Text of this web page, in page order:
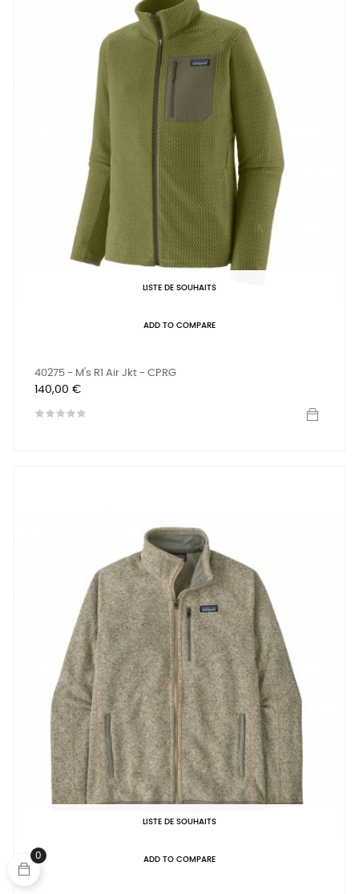
LISTE DE SOUHAITS
ADD TO COMPARE
40275 - M's R1 Air Jkt - CPRG
Prix
140,00 €
LISTE DE SOUHAITS
ADD TO COMPARE
0